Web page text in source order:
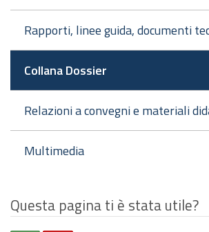
Rapporti, linee guida, documenti
Collana Dossier
Relazioni a convegni e materiali
Multimedia
Questa pagina ti è stata utile?